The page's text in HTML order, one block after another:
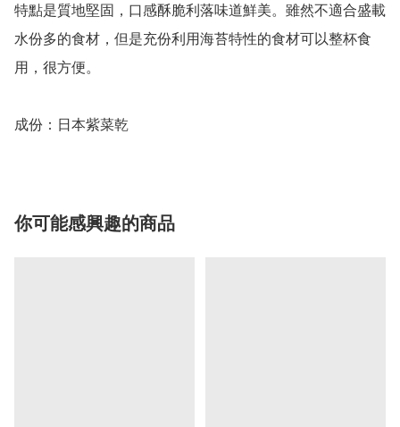
特點是質地堅固，口感酥脆利落味道鮮美。雖然不適合盛載
水份多的食材，但是充份利用海苔特性的食材可以整杯食
用，很方便。
成份：日本紫菜乾
你可能感興趣的商品